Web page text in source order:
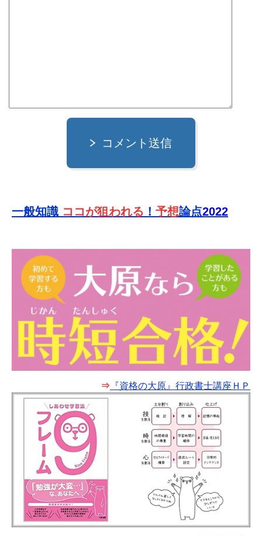
コメント送信
一般知識 ココが狙われる ！ 予想論点2022
⇒ 『資格の大原』行政書士講座ＨＰ